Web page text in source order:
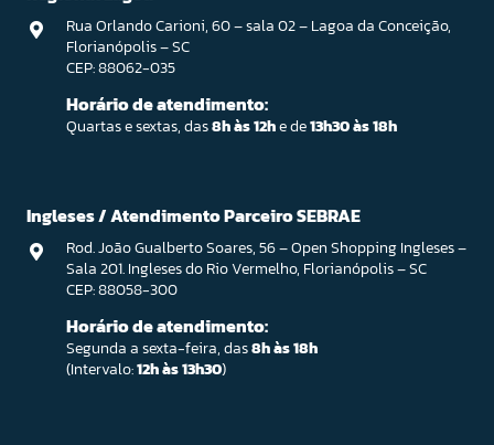
Rua Orlando Carioni, 60 – sala 02 – Lagoa da Conceição,
Florianópolis – SC
CEP: 88062-035
Horário de atendimento:
Quartas e sextas, das8h às 12he de13h30 às 18h
Ingleses / Atendimento Parceiro SEBRAE
Rod. João Gualberto Soares, 56 – Open Shopping Ingleses –
Sala 201. Ingleses do Rio Vermelho, Florianópolis – SC
CEP: 88058-300
Horário de atendimento:
Segunda a sexta-feira, das8h às 18h
(Intervalo:12h às 13h30)